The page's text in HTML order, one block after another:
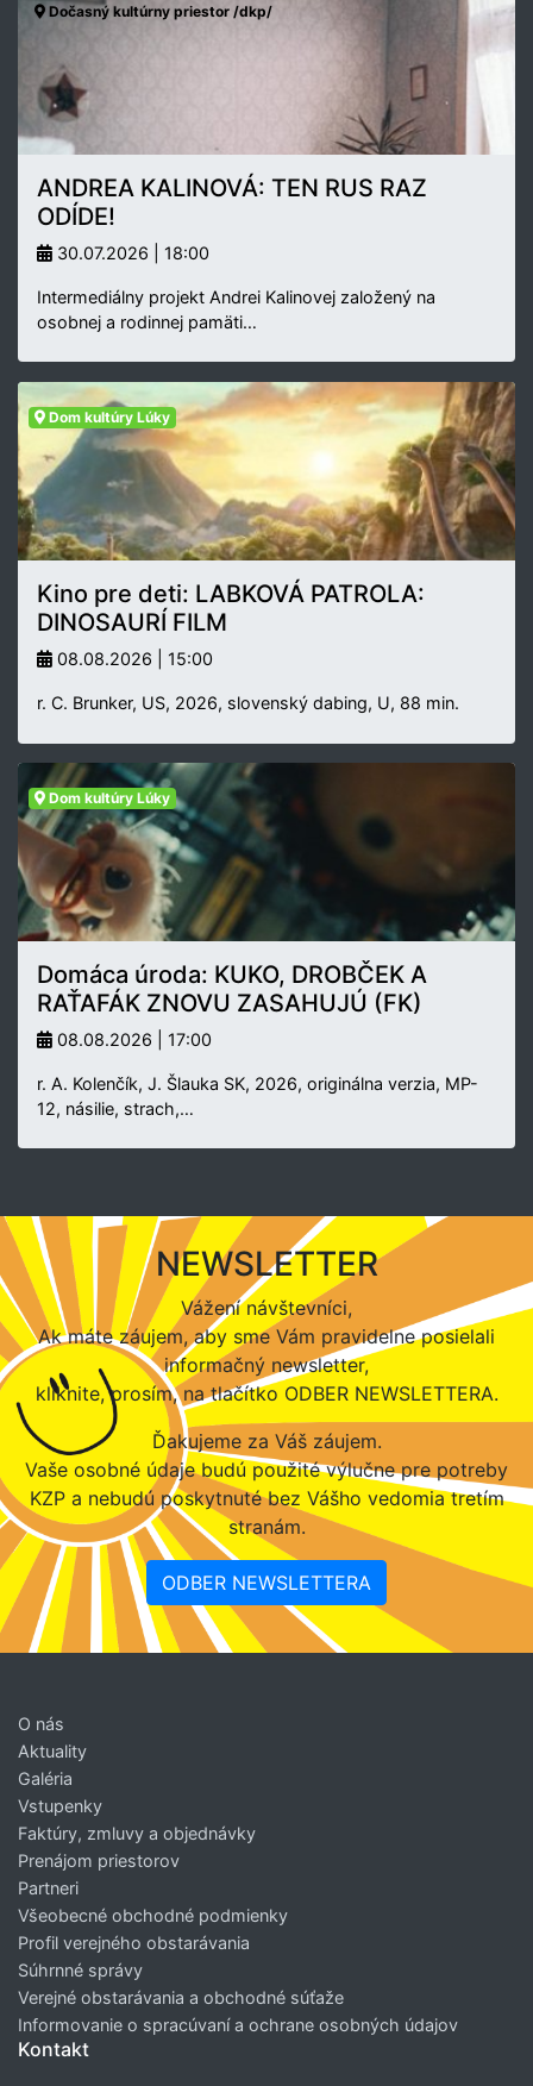
Dočasný kultúrny priestor /dkp/
ANDREA KALINOVÁ: TEN RUS RAZ
ODÍDE!
30.07.2026 | 18:00
Intermediálny projekt Andrei Kalinovej založený na
osobnej a rodinnej pamäti…
Dom kultúry Lúky
Kino pre deti: LABKOVÁ PATROLA:
DINOSAURÍ FILM
08.08.2026 | 15:00
r. C. Brunker, US, 2026, slovenský dabing, U, 88 min.
Dom kultúry Lúky
Domáca úroda: KUKO, DROBČEK A
RAŤAFÁK ZNOVU ZASAHUJÚ (FK)
08.08.2026 | 17:00
r. A. Kolenčík, J. Šlauka SK, 2026, originálna verzia, MP-
12, násilie, strach,…
NEWSLETTER
Vážení návštevníci,
Ak máte záujem, aby sme Vám pravidelne posielali
informačný newsletter,
kliknite, prosím, na tlačítko ODBER NEWSLETTERA.
Ďakujeme za Váš záujem.
Vaše osobné údaje budú použité výlučne pre potreby
KZP a nebudú poskytnuté bez Vášho vedomia tretím
stranám.
ODBER NEWSLETTERA
O nás
Aktuality
Galéria
Vstupenky
Faktúry, zmluvy a objednávky
Prenájom priestorov
Partneri
Všeobecné obchodné podmienky
Profil verejného obstarávania
Súhrnné správy
Verejné obstarávania a obchodné súťaže
Informovanie o spracúvaní a ochrane osobných údajov
Kontakt